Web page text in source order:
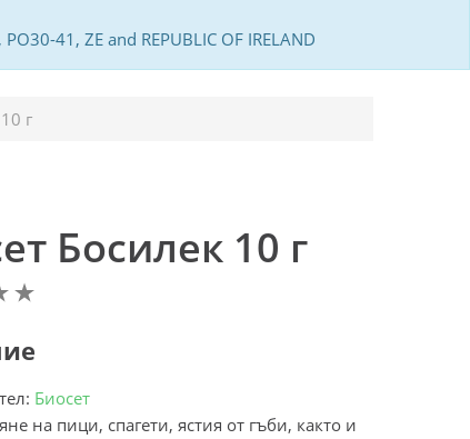
41, ZE and REPUBLIC OF IRELAND
г
Босилек 10 г
Биосет
на пици, спагети, ястия от гъби, както и